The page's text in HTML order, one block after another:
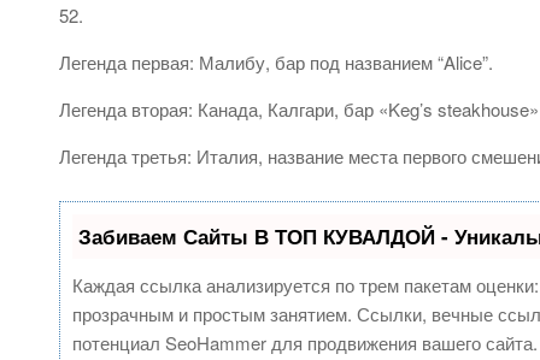
52.
Легенда первая: Малибу, бар под названием “Alice”.
Легенда вторая: Канада, Калгари, бар «Keg’s
Легенда третья: Италия, название места первого
Забиваем Сайты В ТОП КУВАЛДОЙ -
Каждая ссылка анализируется по трем пакетам
прозрачным и простым занятием. Ссылки, вечные
потенциал SeoHammer для продвижения вашего сайта.